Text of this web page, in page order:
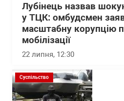
Лубінець назвав
у ТЦК: омбудсмен
масштабну корупцію
мобілізації
22 липня, 12:30
Суспільство